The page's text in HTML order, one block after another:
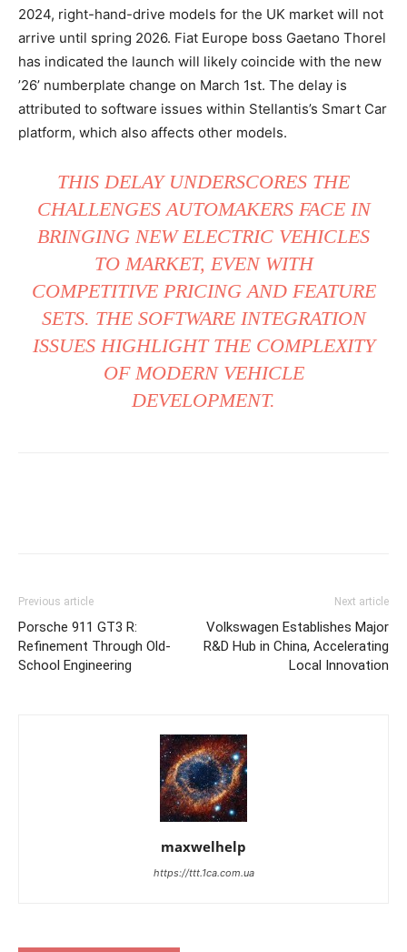
2024, right-hand-drive models for the UK market will not
arrive until spring 2026. Fiat Europe boss Gaetano Thorel
has indicated the launch will likely coincide with the new
’26’ numberplate change on March 1st. The delay is
attributed to software issues within Stellantis’s Smart Car
platform, which also affects other models.
THIS DELAY UNDERSCORES THE
CHALLENGES AUTOMAKERS FACE IN
BRINGING NEW ELECTRIC VEHICLES
TO MARKET, EVEN WITH
COMPETITIVE PRICING AND FEATURE
SETS. THE SOFTWARE INTEGRATION
ISSUES HIGHLIGHT THE COMPLEXITY
OF MODERN VEHICLE
DEVELOPMENT.
Previous article
Porsche 911 GT3 R:
Refinement Through Old-
School Engineering
Next article
Volkswagen Establishes Major
R&D Hub in China, Accelerating
Local Innovation
maxwelhelp
https://ttt.1ca.com.ua